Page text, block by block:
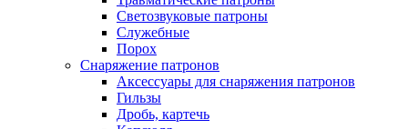
Светозвуковые патроны
Служебные
Порох
Снаряжение патронов
Аксессуары для снаряжения патронов
Гильзы
Дробь, картечь